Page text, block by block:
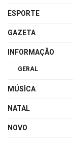
ESPORTE
GAZETA
INFORMAÇÃO
GERAL
MÚSICA
NATAL
NOVO